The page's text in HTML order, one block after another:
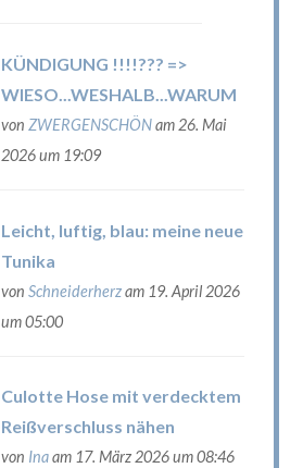
KÜNDIGUNG !!!!??? =>
WIESO...WESHALB...WARUM
von ZWERGENSCHÖNam 26. Mai
2026 um 19:09
Leicht, luftig, blau: meine neue
Tunika
von Schneiderherzam 19. April 2026
um 05:00
Culotte Hose mit verdecktem
Reißverschluss nähen
von Inaam 17. März 2026 um 08:46